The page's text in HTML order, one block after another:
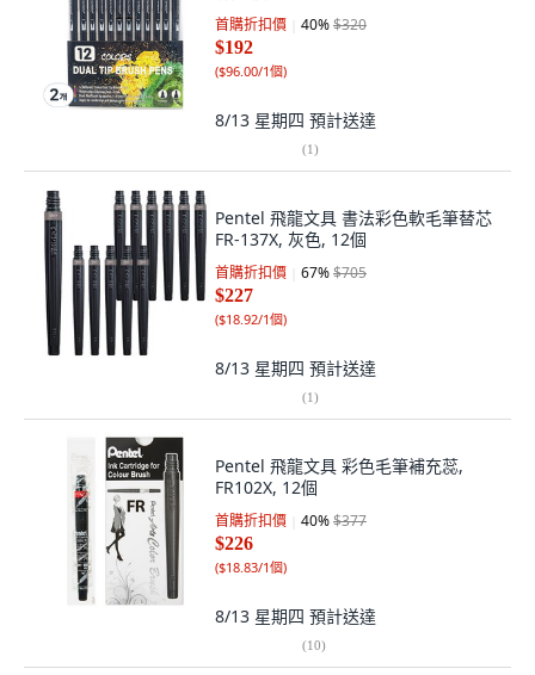
首購折扣價 40%$320
$192
($96.00/1個)
8/13 星期四 預計送達
(1)
Pentel 飛龍文具 書法彩色軟毛筆替芯
FR-137X, 灰色, 12個
首購折扣價 67%$705
$227
($18.92/1個)
8/13 星期四 預計送達
(1)
Pentel 飛龍文具 彩色毛筆補充蕊,
FR102X, 12個
首購折扣價 40%$377
$226
($18.83/1個)
8/13 星期四 預計送達
(10)